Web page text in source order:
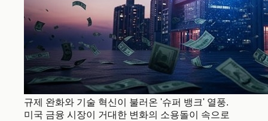
규제 완화와 기술 혁신이 불러온 '슈퍼 뱅크' 열풍.
미국 금융 시장이 거대한 변화의 소용돌이 속으로